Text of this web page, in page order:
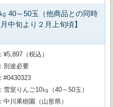
40～50玉（他商品との同時
中旬より２月上旬頃】
¥5,897（税込）
別途必要
#0430323
雪室りんご10㎏（40～50玉）
中川果樹園（山形県）